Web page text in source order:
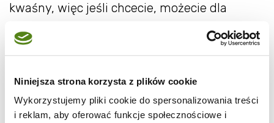
Niniejsza strona korzysta z plików cookie
Wykorzystujemy pliki cookie do spersonalizowania treści
i reklam, aby oferować funkcje społecznościowe i
kwaśny, więc jeśli chcecie, możecie dla
wypróbować.